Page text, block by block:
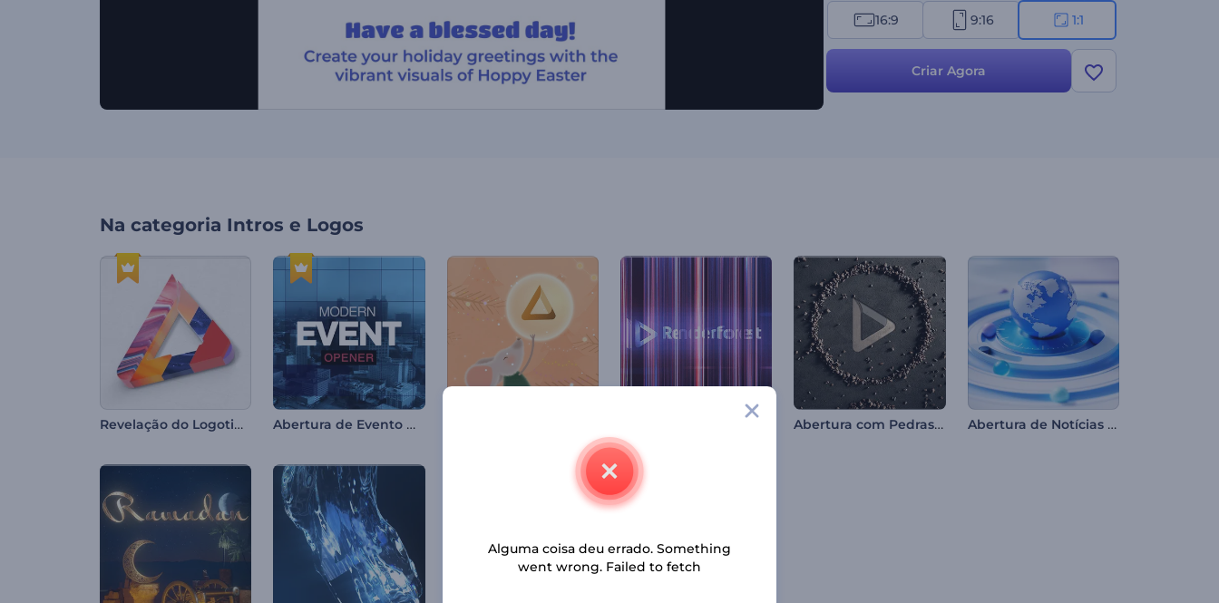
Páscoa, adicionando suas mensagens, logotipos e
música divertida de fundo. Experimente agora!
16:9 9:16 1:1
Criar Agora
Na categoria Intros e Logos
Revelação do Logotipo Esboço em Evolução Abertura de Evento Moderno Abertura com Pedras Gravitacionais Abertura de Notícias Globais
Alguma coisa deu errado. Something
went wrong. Failed to fetch